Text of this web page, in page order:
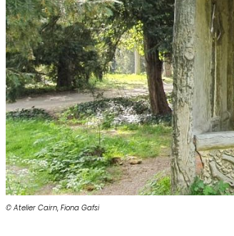
© Atelier Cairn, Fiona Gafsi